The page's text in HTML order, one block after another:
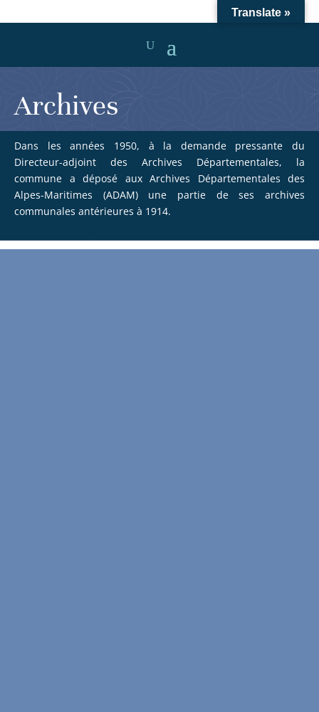
Archives
Dans les années 1950, à la demande pressante du
Directeur-adjoint des Archives Départementales, la
commune a déposé aux Archives Départementales des
Alpes-Maritimes (ADAM) une partie de ses archives
communales antérieures à 1914.
Translate »